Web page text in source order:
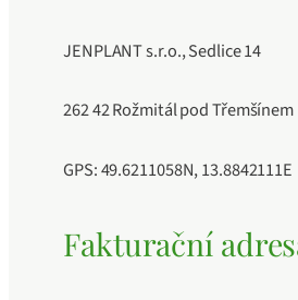
JENPLANT s.r.o., Sedlice 14
262 42 Rožmitál pod Třemšínem
GPS: 49.6211058N, 13.8842111E
Fakturační